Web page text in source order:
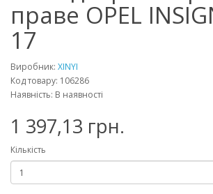
праве OPEL
17
Виробник: XINYI
Код товару: 106286
Наявність: В наявності
1 397,13 грн.
Кількість